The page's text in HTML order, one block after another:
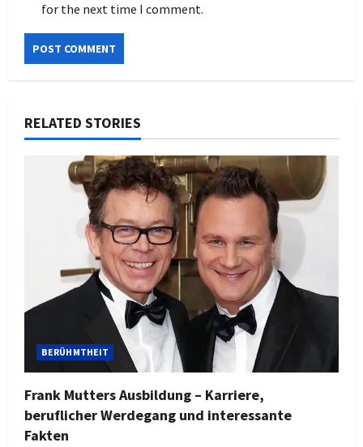
for the next time I comment.
RELATED STORIES
BERÜHMTHEIT
Frank Mutters Ausbildung – Karriere,
beruflicher Werdegang und interessante
Fakten